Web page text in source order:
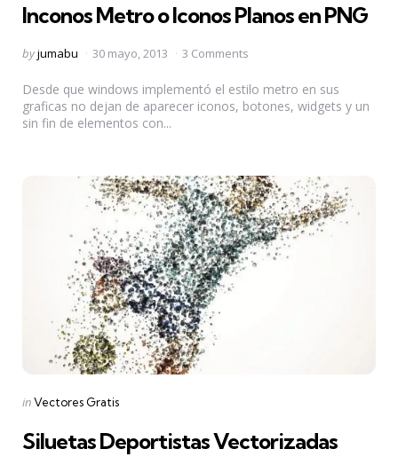
Inconos Metro o Iconos Planos en PNG
Posted
byjumabu 30 mayo, 2013 3 Comments
Desde que windows implementó el estilo metro en sus
graficas no dejan de aparecer iconos, botones, widgets y un
sin fin de elementos con...
Categories
Posted
inVectores Gratis
Siluetas Deportistas Vectorizadas